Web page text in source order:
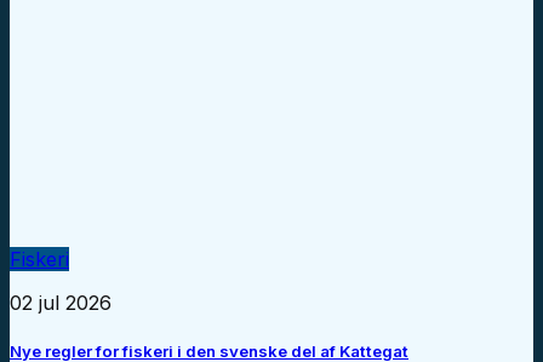
Fiskeri
02 jul 2026
Nye regler for fiskeri i den svenske del af Kattegat